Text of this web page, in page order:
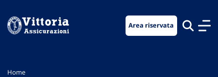
menu
contenuto
footer
Area riservata
Home